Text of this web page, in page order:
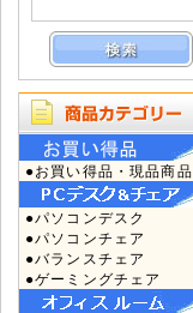
●お買い得品・現品商品
●パソコンデスク
●パソコンチェア
●バランスチェア
●ゲーミングチェア